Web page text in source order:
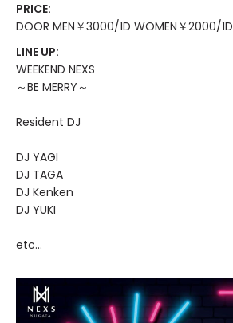
PRICE:
DOOR MEN￥3000/1D WOMEN￥2000/1D
LINE UP:
WEEKEND NEXS
～BE MERRY～
Resident DJ
DJ YAGI
DJ TAGA
DJ Kenken
DJ YUKI
etc...